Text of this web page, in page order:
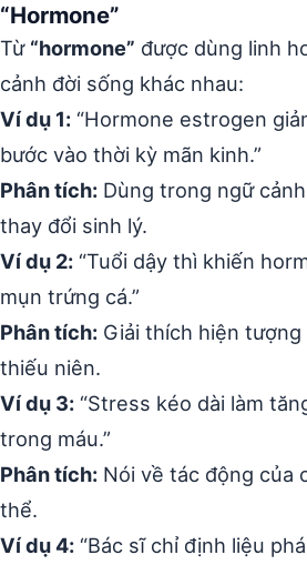
“Hormone”
Từ “hormone” được dùng linh
cảnh đời sống khác nhau:
Ví dụ 1: “Hormone estrogen
bước vào thời kỳ mãn kinh.”
Phân tích: Dùng trong ngữ
thay đổi sinh lý.
Ví dụ 2: “Tuổi dậy thì khiến
mụn trứng cá.”
Phân tích: Giải thích hiện
thiếu niên.
Ví dụ 3: “Stress kéo dài làm
trong máu.”
Phân tích: Nói về tác động của
thể.
Ví dụ 4: “Bác sĩ chỉ định liệu